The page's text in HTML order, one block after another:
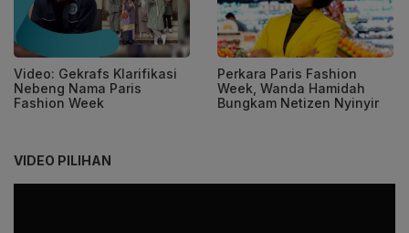
Video: Gekrafs Klarifikasi
Nebeng Nama Paris
Fashion Week
Perkara Paris Fashion
Week, Wanda Hamidah
Bungkam Netizen Nyinyir
VIDEO PILIHAN